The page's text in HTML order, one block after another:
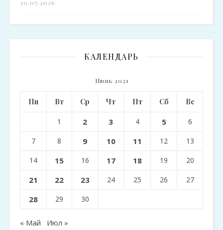
30.07.2026
КАЛЕНДАРЬ
Июнь 2021
Пн Вт Ср Чт Пт Сб Вс
1 2 3 4 5 6
7 8 9 10 11 12 13
14 15 16 17 18 19 20
21 22 23 24 25 26 27
28 29 30
« Май Июл »